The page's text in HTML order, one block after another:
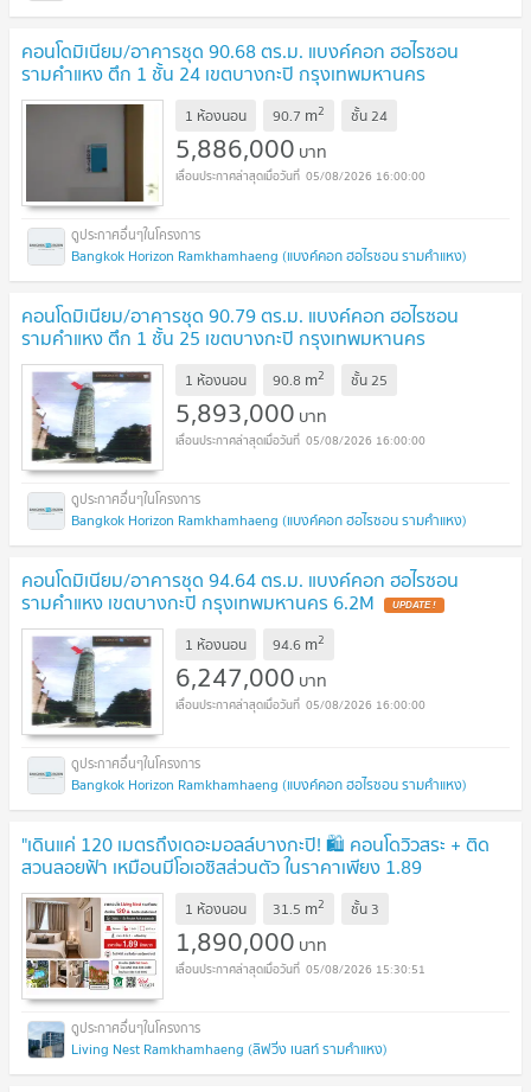
คอนโดมิเนียม/อาคารชุด 90.68 ตร.ม. แบงค์คอก ฮอไรซอน
รามคำแหง ตึก 1 ชั้น 24 เขตบางกะปิ กรุงเทพมหานคร
5.9M UPDATE !
1 ห้องนอน 90.7 m2 ชั้น24
5,886,000 บาท
05/08/2026 16:00:00
Bangkok Horizon Ramkhamhaeng (แบงค์คอก ฮอไรซอน รามคำแหง)
คอนโดมิเนียม/อาคารชุด 90.79 ตร.ม. แบงค์คอก ฮอไรซอน
รามคำแหง ตึก 1 ชั้น 25 เขตบางกะปิ กรุงเทพมหานคร
5.9M UPDATE !
1 ห้องนอน 90.8 m2 ชั้น25
5,893,000 บาท
05/08/2026 16:00:00
Bangkok Horizon Ramkhamhaeng (แบงค์คอก ฮอไรซอน รามคำแหง)
คอนโดมิเนียม/อาคารชุด 94.64 ตร.ม. แบงค์คอก ฮอไรซอน
รามคำแหง เขตบางกะปิ กรุงเทพมหานคร 6.2M UPDATE !
1 ห้องนอน 94.6 m2
6,247,000 บาท
05/08/2026 16:00:00
Bangkok Horizon Ramkhamhaeng (แบงค์คอก ฮอไรซอน รามคำแหง)
"เดินแค่ 120 เมตรถึงเดอะมอลล์บางกะปิ! 🛍️ คอนโดวิวสระ + ติด
สวนลอยฟ้า เหมือนมีโอเอซิสส่วนตัว ในราคาเพียง 1.89
ล้าน" UPDATE !
1 ห้องนอน 31.5 m2 ชั้น 3
1,890,000 บาท
05/08/2026 15:30:51
Living Nest Ramkhamhaeng (ลิฟวิ่ง เนสท์ รามคำแหง)